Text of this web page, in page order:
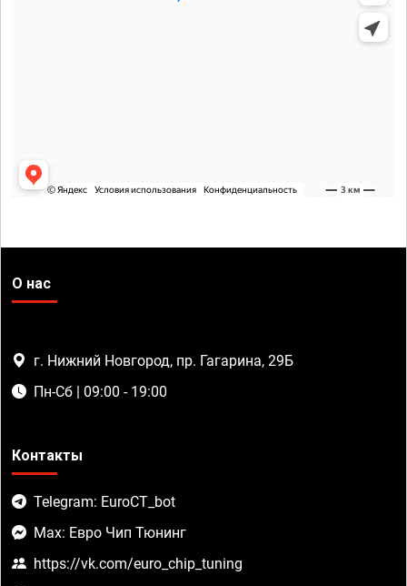
О нас
г. Нижний Новгород, пр. Гагарина, 29Б
Пн-Сб | 09:00 - 19:00
Контакты
Telegram: EuroCT_bot
Max: Евро Чип Тюнинг
https://vk.com/euro_chip_tuning